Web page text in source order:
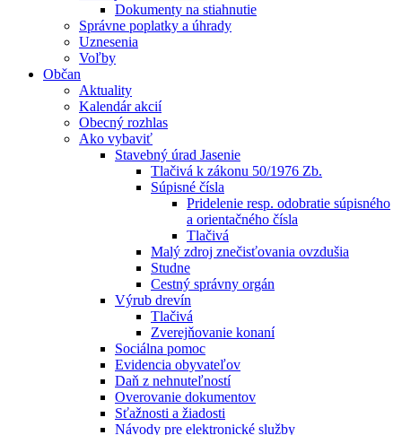
Dokumenty na stiahnutie
Správne poplatky a úhrady
Uznesenia
Voľby
Občan
Aktuality
Kalendár akcií
Obecný rozhlas
Ako vybaviť
Stavebný úrad Jasenie
Tlačivá k zákonu 50/1976 Zb.
Súpisné čísla
Pridelenie resp. odobratie súpisného
a orientačného čísla
Tlačivá
Malý zdroj znečisťovania ovzdušia
Studne
Cestný správny orgán
Výrub drevín
Tlačivá
Zverejňovanie konaní
Sociálna pomoc
Evidencia obyvateľov
Daň z nehnuteľností
Overovanie dokumentov
Sťažnosti a žiadosti
Návody pre elektronické služby